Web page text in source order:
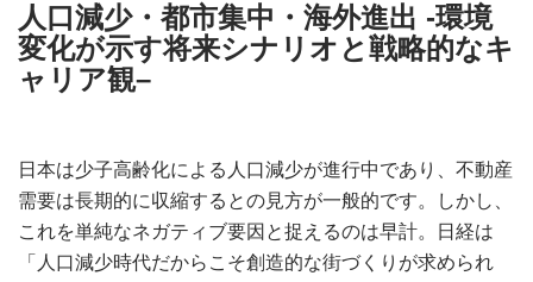
人口減少・都市集中・海外進出 -環境
変化が示す将来シナリオと戦略的なキ
ャリア観–
日本は少子高齢化による人口減少が進行中であり、不動産
需要は長期的に収縮するとの見方が一般的です。しかし、
これを単純なネガティブ要因と捉えるのは早計。日経は
「人口減少時代だからこそ創造的な街づくりが求められ